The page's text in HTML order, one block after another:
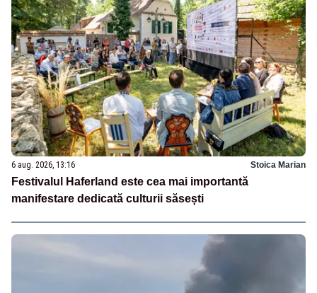
6 aug. 2026, 13:16 Stoica Marian
Festivalul Haferland este cea mai importantă
manifestare dedicată culturii săsești